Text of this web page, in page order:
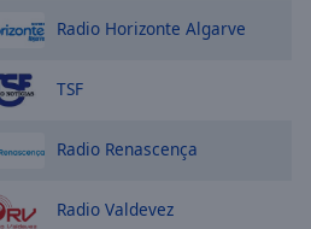
Radio Horizonte Algarve
TSF
Radio Renascença
Radio Valdevez